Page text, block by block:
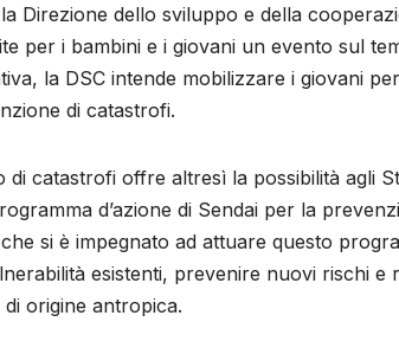
Direzione dello sviluppo e della
per i bambini e i giovani un evento sul
la DSC intende mobilizzare i giovani
di catastrofi.
catastrofi offre altresì la possibilità agli
d’azione di Sendai per la
si è impegnato ad attuare questo
esistenti, prevenire nuovi rischi
origine antropica.